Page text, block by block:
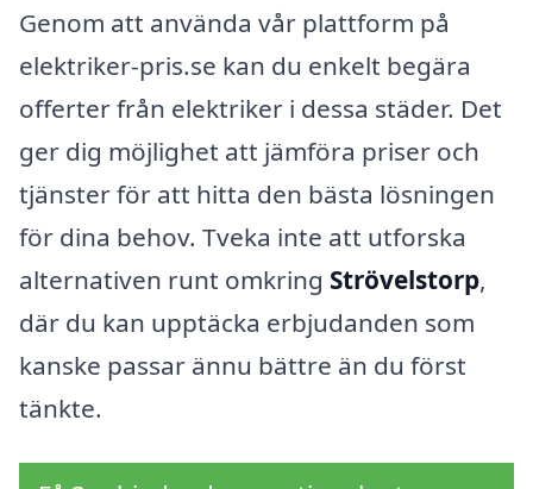
Genom att använda vår plattform på
elektriker-pris.se kan du enkelt begära
offerter från elektriker i dessa städer. Det
ger dig möjlighet att jämföra priser och
tjänster för att hitta den bästa lösningen
för dina behov. Tveka inte att utforska
alternativen runt omkring Strövelstorp,
där du kan upptäcka erbjudanden som
kanske passar ännu bättre än du först
tänkte.